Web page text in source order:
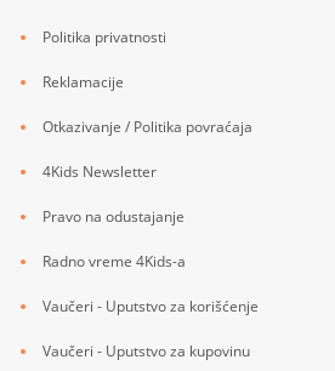
Politika privatnosti
Reklamacije
Otkazivanje / Politika povraćaja
4Kids Newsletter
Pravo na odustajanje
Radno vreme 4Kids-a
Vaučeri - Uputstvo za korišćenje
Vaučeri - Uputstvo za kupovinu